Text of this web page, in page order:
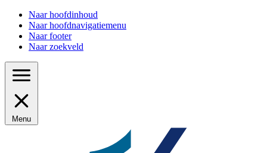
Naar hoofdinhoud
Naar hoofdnavigatiemenu
Naar footer
Naar zoekveld
Menu